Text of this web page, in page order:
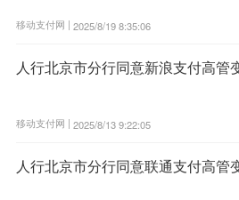
移动支付网 | 2025/8/19 8:35:06
人行北京市分行同意新浪支付高管
移动支付网 | 2025/8/13 9:22:05
人行北京市分行同意联通支付高管